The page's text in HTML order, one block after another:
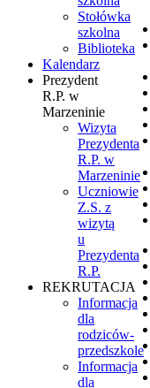
Stołówka
szkolna
Biblioteka
Kalendarz
Prezydent
R.P. w
Marzeninie
Wizyta
Prezydenta
R.P. w
Marzeninie
Uczniowie
Z.S. z
wizytą
u
Prezydenta
R.P.
REKRUTACJA
Informacja
dla
rodziców-
przedszkole
Informacja
dla